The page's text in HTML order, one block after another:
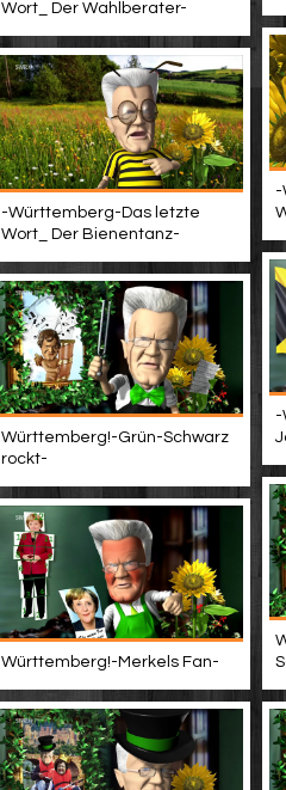
Wort_ Der Wahlberater-
-
-Württemberg-Das letzte
Wort_ Der Bienentanz-
-
Württemberg!-Grün-Schwarz
rockt-
Württemberg!-Merkels Fan-